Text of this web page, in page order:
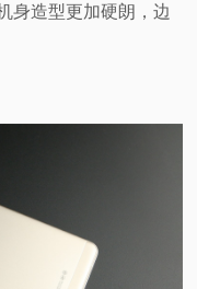
身造型更加硬朗，边